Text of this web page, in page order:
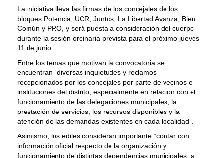
La iniciativa lleva las firmas de los concejales de los
bloques Potencia, UCR, Juntos, La Libertad Avanza, Bien
Común y PRO, y será puesta a consideración del cuerpo
durante la sesión ordinaria prevista para el próximo jueves
11 de junio.
Entre los temas que motivan la convocatoria se
encuentran “diversas inquietudes y reclamos
recepcionados por los concejales por parte de vecinos e
instituciones del distrito, especialmente en relación con el
funcionamiento de las delegaciones municipales, la
prestación de servicios, los recursos disponibles y la
atención de las demandas existentes en cada localidad”.
Asimismo, los ediles consideran importante “contar con
información oficial respecto de la organización y
funcionamiento de distintas dependencias municipales, a